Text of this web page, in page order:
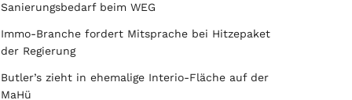
Sanierungsbedarf beim WEG
Immo-Branche fordert Mitsprache bei Hitzepaket
der Regierung
Butler’s zieht in ehemalige Interio-Fläche auf der
MaHü